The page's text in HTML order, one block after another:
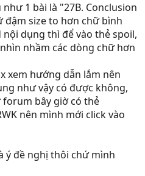
1 bài là "27B. Conclusion
đậm size to hơn chữ bình
dụng thì để vào thẻ spoil,
nhầm các dòng chữ hơn
xem hướng dẫn lắm nên
như vậy có được không,
bây giờ có thẻ
nên mình mới click vào
ý đề nghị thôi chứ mình